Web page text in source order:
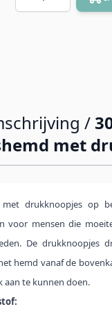
/
met
met drukknoopjes op
voor mensen die
De drukknoopjes
hemd vanaf de
aan te kunnen doen.